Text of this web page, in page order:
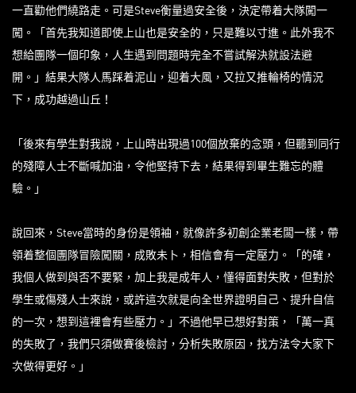
一直勸他們繞路走。可是Steve衡量過安全後，決定帶着大隊闖一
闖。「首先我知道即使上山也是安全的，只是難以寸進。此外我不
想給團隊一個印象，人生遇到問題時完全不嘗試解決就設法避
開。」結果大隊人馬踩着泥山，迎着大風，又拉又推輪椅的情況
下，成功越過山丘！
「後來有學生對我說，上山時出現過100個放棄的念頭，但聽到同行
的殘障人士不斷喊加油，令他堅持下去，結果得到畢生難忘的體
驗。」
說回來，Steve當時的身份是領袖，就像許多初創企業老闆一樣，帶
領着整個團隊冒險闖關，成敗未卜，相信會有一定壓力。「的確，
我個人做到與否不要緊，加上我是成年人，懂得面對失敗，但對於
學生或傷殘人士來說，或許這次就是向全世界證明自己、提升自信
的一次，想到這裡會有些壓力。」不過他早已想好對策，「萬一真
的失敗了，我們只須做賽後檢討，分析失敗原因，找方法令大家下
次做得更好。」